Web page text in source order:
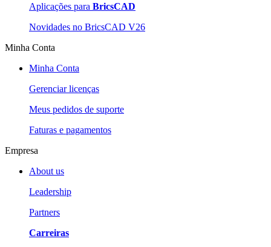
Aplicações para BricsCAD
Novidades no BricsCAD V26
Minha Conta
Minha Conta
Gerenciar licenças
Meus pedidos de suporte
Faturas e pagamentos
Empresa
About us
Leadership
Partners
Carreiras